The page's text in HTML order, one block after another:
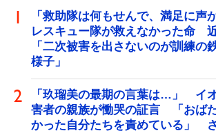
「救助隊は何もせんで、満足に声
レスキュー隊が救えなかった命
「二次被害を出さないのが訓練の
様子」
「玖瑠美の最期の言葉は…」 イ
害者の親族が慟哭の証言 「おば
かった自分たちを責めている」